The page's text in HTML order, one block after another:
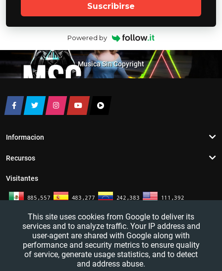
Suscribirse
Powered by
Musica Sin Copyright
Informacion
Recursos
Visitantes
This site uses cookies from Google to deliver its
services and to analyze traffic. Your IP address and
user-agent are shared with Google along with
performance and security metrics to ensure quality
of service, generate usage statistics, and to detect
and address abuse.